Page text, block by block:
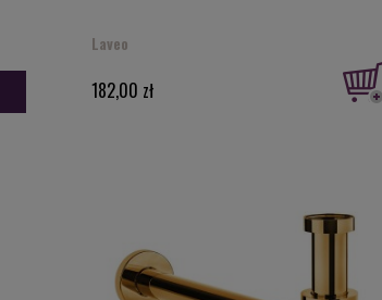
Laveo
182,00 zł